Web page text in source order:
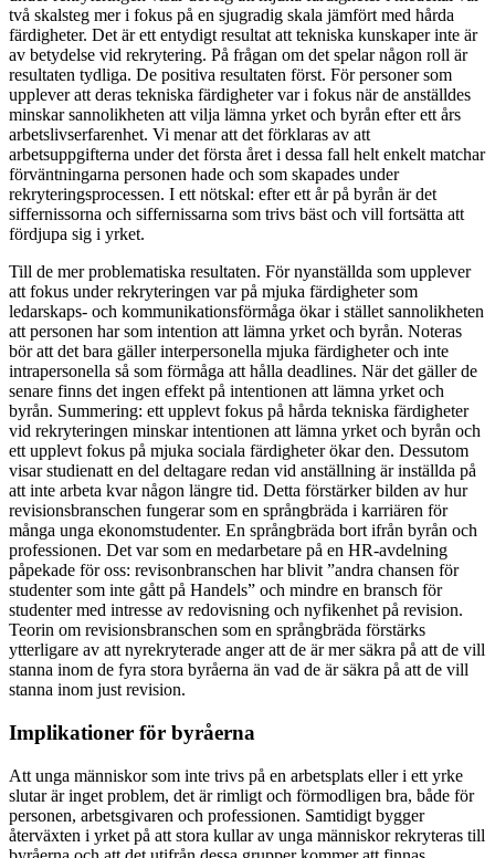
två skalsteg mer i fokus på en sjugradig skala jämfört med hårda
färdigheter. Det är ett entydigt resultat att tekniska kunskaper inte är
av betydelse vid rekrytering. På frågan om det spelar någon roll är
resultaten tydliga. De positiva resultaten först. För personer som
upplever att deras tekniska färdigheter var i fokus när de anställdes
minskar sannolikheten att vilja lämna yrket och byrån efter ett års
arbetslivserfarenhet. Vi menar att det förklaras av att
arbetsuppgifterna under det första året i dessa fall helt enkelt matchar
förväntningarna personen hade och som skapades under
rekryteringsprocessen. I ett nötskal: efter ett år på byrån är det
siffernissorna och siffernissarna som trivs bäst och vill fortsätta att
fördjupa sig i yrket.
Till de mer problematiska resultaten. För nyanställda som upplever
att fokus under rekryteringen var på mjuka färdigheter som
ledarskaps- och kommunikationsförmåga ökar i stället sannolikheten
att personen har som intention att lämna yrket och byrån. Noteras
bör att det bara gäller interpersonella mjuka färdigheter och inte
intrapersonella så som förmåga att hålla deadlines. När det gäller de
senare finns det ingen effekt på intentionen att lämna yrket och
byrån. Summering: ett upplevt fokus på hårda tekniska färdigheter
vid rekryteringen minskar intentionen att lämna yrket och byrån och
ett upplevt fokus på mjuka sociala färdigheter ökar den. Dessutom
visar studienatt en del deltagare redan vid anställning är inställda på
att inte arbeta kvar någon längre tid. Detta förstärker bilden av hur
revisionsbranschen fungerar som en språngbräda i karriären för
många unga ekonomstudenter. En språngbräda bort ifrån byrån och
professionen. Det var som en medarbetare på en HR-avdelning
påpekade för oss: revisonbranschen har blivit ”andra chansen för
studenter som inte gått på Handels” och mindre en bransch för
studenter med intresse av redovisning och nyfikenhet på revision.
Teorin om revisionsbranschen som en språngbräda förstärks
ytterligare av att nyrekryterade anger att de är mer säkra på att de vill
stanna inom de fyra stora byråerna än vad de är säkra på att de vill
stanna inom just revision.
Implikationer för byråerna
Att unga människor som inte trivs på en arbetsplats eller i ett yrke
slutar är inget problem, det är rimligt och förmodligen bra, både för
personen, arbetsgivaren och professionen. Samtidigt bygger
återväxten i yrket på att stora kullar av unga människor rekryteras till